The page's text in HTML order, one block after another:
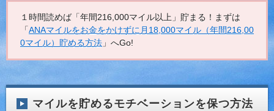
１時間読めば「年間216,000マイル以上」貯まる！まずは
「ANAマイルをお金をかけずに月18,000マイル（年間216,00
0マイル）貯める方法 」へGo!
マイルを貯めるモチベーションを保つ方法